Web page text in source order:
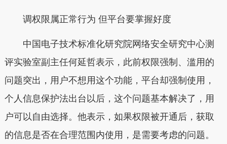
调权限属正常行为 但平台要掌握好度
中国电子技术标准化研究院网络安全研究中心测
评实验室副主任何延哲表示，此前权限强制、滥用的
问题突出，用户不想用这个功能，平台却强制使用，
个人信息保护法出台以后，这个问题基本解决了，用
户可以自由选择。他表示，如果权限被开通后，获取
的信息是否在合理范围内使用，是需要考虑的问题。